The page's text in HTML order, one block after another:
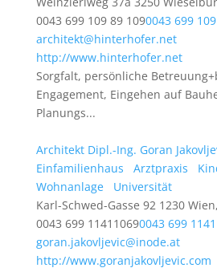
0043 699 109 89 1090043 699
architekt@hinterhofer.net
http://www.hinterhofer.net
Sorgfalt, persönliche
Engagement, Eingehen auf
Planungs...
Architekt Dipl.-Ing. Goran
Einfamilienhaus
Arztpraxis
Wohnanlage
Universität
Karl-Schwed-Gasse 92 1230
0043 699 114110690043 699
goran.jakovljevic@inode.at
http://www.goranjakovljevic.com